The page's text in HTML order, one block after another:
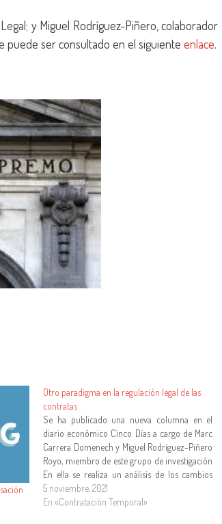
y Miguel Rodríguez-Piñero, colaborador
puede ser consultado en el siguiente enlace.
Otro paradigma en la regulación legal de las
contratas
Se ha publicado una nueva columna en el
diario económico Cinco Días a cargo de Marc
Carrera Domenech y Miguel Rodríguez-Piñero
Royo, miembro de este grupo de investigación
En ella se realiza un análisis de los cambios
propuestos, en el contexto de los diferentes
procesos abiertos de reforma legal, en…
5 noviembre, 2021
En «Contratación Temporal»